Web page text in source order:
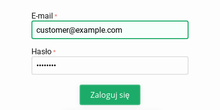
E-mail
Hasło
Zaloguj się